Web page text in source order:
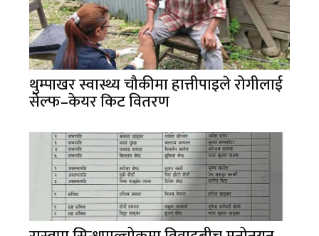
थुम्पाखर स्वास्थ्य चौकीमा हात्तीपाइले रोगीलाई
सेल्फ–केयर किट वितरण